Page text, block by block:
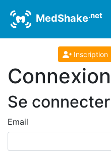
MedShake.net
Inscription
Connexion
Se connecter
Email